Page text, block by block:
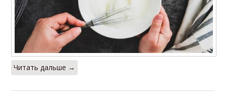
Читать дальше →